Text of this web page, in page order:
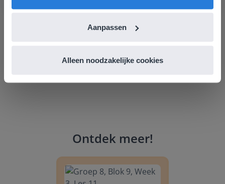
Aanpassen
Alleen noodzakelijke cookies
Leefschool Het Droomschip
Ontdek meer!